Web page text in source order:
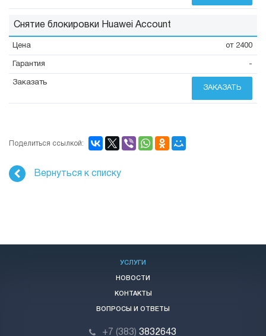
Снятие блокировки Huawei Account
от 2400
-
ЗАКАЗАТЬ
Поделиться ссылкой:
Вернуться к списку
УСЛУГИ
НОВОСТИ
КОНТАКТЫ
ВОПРОСЫ И ОТВЕТЫ
+7 (383) 3832643